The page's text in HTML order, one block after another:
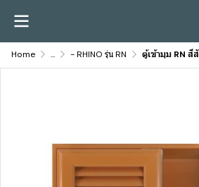
Home ... - RHINO รุ่น RN ตู้เข้ามุม RN สี